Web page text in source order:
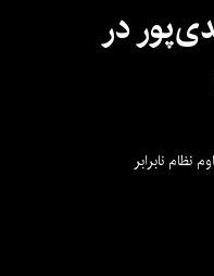
در
نظام نابرابر